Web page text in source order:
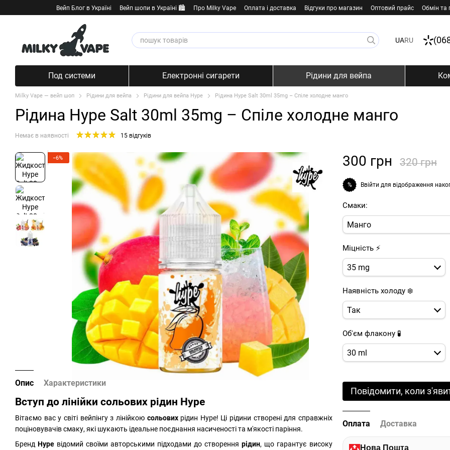
Перейти к основному контенту
Вейп Блог в Україні Вейп шопи в Україні 🏙️ Про Milky Vape Оплата і доставка Відгуки про магазин Оптовий прайс Обмін та
UARU
Под системи Електронні сигарети Рідини для вейпа
Milky Vape — вейп шоп Рідини для вейпа Рідини для вейпа Hype Рідина Hype Salt 30ml 35mg – Cпіле холодне манго
Рідина Hype Salt 30ml 35mg – Cпіле холодне манго
Немає в наявності 15 відгуків
−6%
Опис Характеристики
Вступ до лінійки сольових рідин Hype
Вітаємо вас у світі вейпінгу з лінійкою сольових рідин Hype! Ці рідини створені для справжніх
поціновувачів смаку, які шукають ідеальне поєднання насиченості та м'якості паріння.
Бренд Hype відомий своїми авторськими підходами до створення рідин, що гарантує високу
300 грн 320 грн
% Ввійти для відображення
Смаки:
Манго
Міцність ⚡
35 mg
Наявність холоду ❄️
Так
Об'єм флакону 🧪
30 ml
Повідомити, коли
Оплата Доставка
Нова Пошта